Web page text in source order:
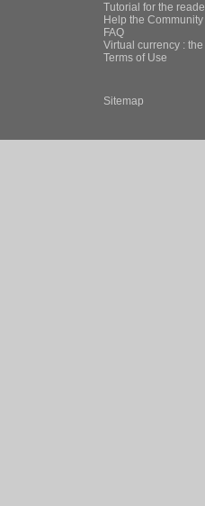
Tutorial for the
Help the
FAQ
Virtual currency :
Terms of Use
Sitemap